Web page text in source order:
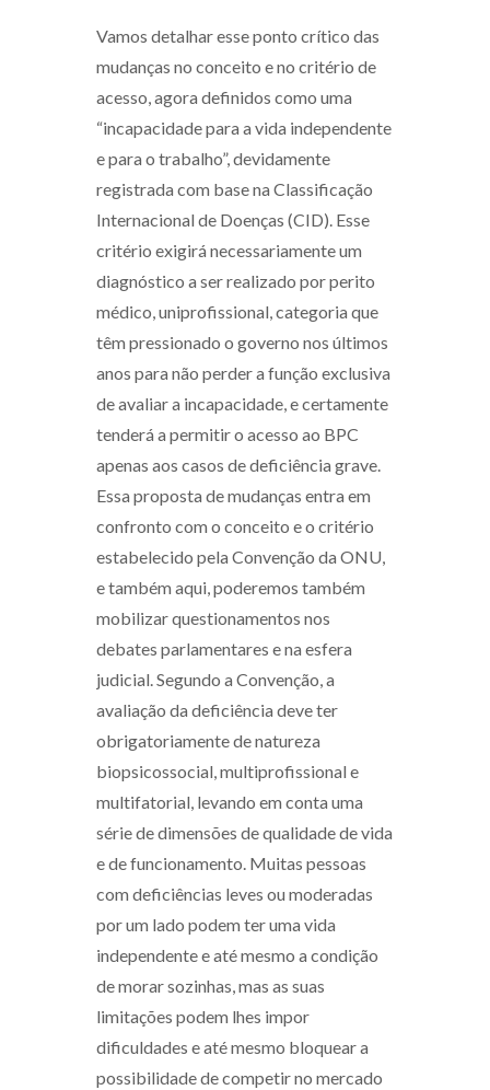
Vamos detalhar esse ponto crítico das
mudanças no conceito e no critério de
acesso, agora definidos como uma
“incapacidade para a vida independente
e para o trabalho”, devidamente
registrada com base na Classificação
Internacional de Doenças (CID). Esse
critério exigirá necessariamente um
diagnóstico a ser realizado por perito
médico, uniprofissional, categoria que
têm pressionado o governo nos últimos
anos para não perder a função exclusiva
de avaliar a incapacidade, e certamente
tenderá a permitir o acesso ao BPC
apenas aos casos de deficiência grave.
Essa proposta de mudanças entra em
confronto com o conceito e o critério
estabelecido pela Convenção da ONU,
e também aqui, poderemos também
mobilizar questionamentos nos
debates parlamentares e na esfera
judicial. Segundo a Convenção, a
avaliação da deficiência deve ter
obrigatoriamente de natureza
biopsicossocial, multiprofissional e
multifatorial, levando em conta uma
série de dimensões de qualidade de vida
e de funcionamento. Muitas pessoas
com deficiências leves ou moderadas
por um lado podem ter uma vida
independente e até mesmo a condição
de morar sozinhas, mas as suas
limitações podem lhes impor
dificuldades e até mesmo bloquear a
possibilidade de competir no mercado